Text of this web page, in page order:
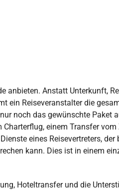
anbieten. Anstatt Unterkunft,
ein Reiseveranstalter die
noch das gewünschte Paket
einem Transfer
eines Reisevertreters,
kann. Dies ist in einem
Hoteltransfer und die